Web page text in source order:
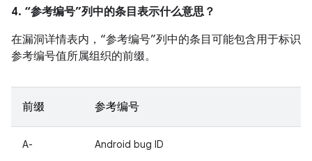
4. “参考编号”列中的条目表示什么意思？
在漏洞详情表内，“参考编号”列中的条目可能包含用于标识
参考编号值所属组织的前缀。
前缀 参考编号
A- Android bug ID